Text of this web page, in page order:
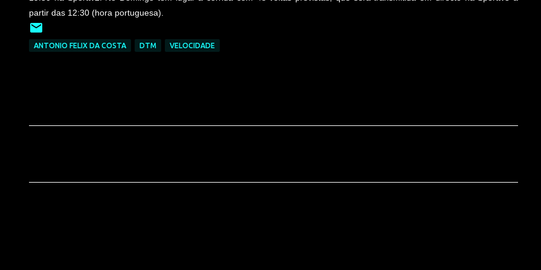
partir das 12:30 (hora portuguesa).
ANTONIO FELIX DA COSTA DTM VELOCIDADE